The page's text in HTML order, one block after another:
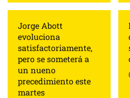
Jorge Abott
evoluciona
satisfactoriamente,
pero se someterá a
un nueno
precedimiento este
martes